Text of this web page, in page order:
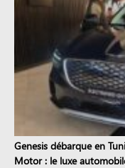
Genesis débarque en
Motor : le luxe